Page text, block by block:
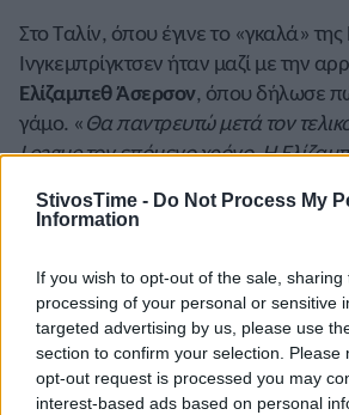
StivosTime - Do Not Process My
Information
If you wish to opt-out of the sale,
processing of your personal or sensitive
targeted advertising by us, please use
section to confirm your selection. Please
opt-out request is processed you may
interest-based ads based on personal
Στο Ταλίν, όπου έγινε το «γκαλά»
Ινγκεμπρίγκτσεν ήταν μαζί με την
Ελίζαμπεθ Άσερσον, όπου δήλωσε
γάμο. «Θα παντρευτώ μετά τον
League τον επόμενο χρόνο. Η
εύσημα που έφτασα εκεί που είναι
στη ζωή μου. Δεν μπορώ να την
ΣΕΡΒΙΑ:Ο ΣέρβοςΜιχαΐλ Ντούντας,
πρωταθλητής Ευρώπης στο δέκαθλο
διευθυντής αθλητισμού της
στίβου.